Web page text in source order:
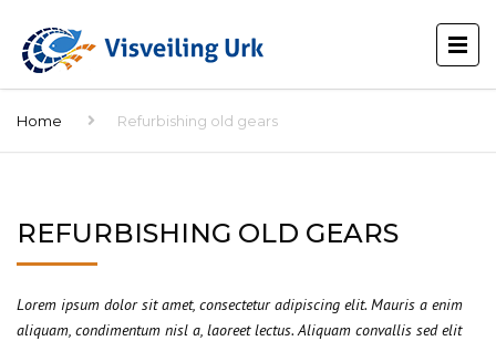
Home Refurbishing old gears
REFURBISHING OLD GEARS
Lorem ipsum dolor sit amet, consectetur adipiscing elit. Mauris a enim
aliquam, condimentum nisl a, laoreet lectus. Aliquam convallis sed elit